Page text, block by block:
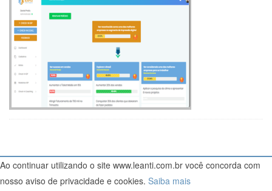
Ao continuar utilizando o site www.leanti.com.br você concorda com
nosso aviso de privacidade e cookies. Saiba mais